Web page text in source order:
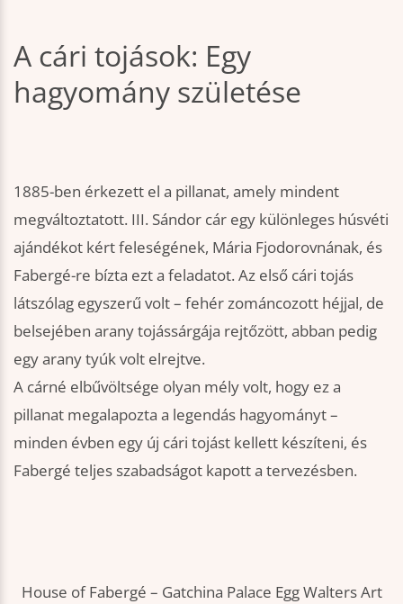
A cári tojások: Egy
hagyomány születése
1885-ben érkezett el a pillanat, amely mindent
megváltoztatott. III. Sándor cár egy különleges húsvéti
ajándékot kért feleségének, Mária Fjodorovnának, és
Fabergé-re bízta ezt a feladatot. Az első cári tojás
látszólag egyszerű volt – fehér zománcozott héjjal, de
belsejében arany tojássárgája rejtőzött, abban pedig
egy arany tyúk volt elrejtve.
A cárné elbűvöltsége olyan mély volt, hogy ez a
pillanat megalapozta a legendás hagyományt –
minden évben egy új cári tojást kellett készíteni, és
Fabergé teljes szabadságot kapott a tervezésben.
House of Fabergé – Gatchina Palace Egg Walters Art